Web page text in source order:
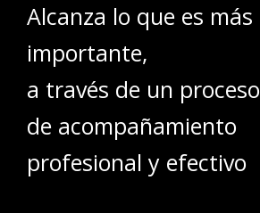
Alcanza lo que es más
importante,
a través de un proceso
de acompañamiento
profesional y efectivo